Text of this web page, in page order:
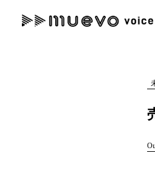
"読者の声を形にする”音楽